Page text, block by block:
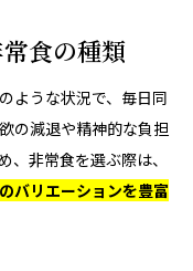
食の種類
ような状況で、毎日同
の減退や精神的な負担
、非常食を選ぶ際は、
バリエーションを豊富